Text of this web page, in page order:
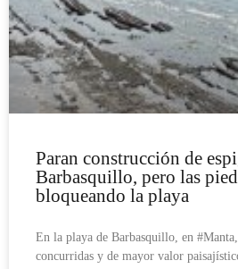
Paran construcción de
Barbasquillo, pero las
bloqueando la playa
En la playa de Barbasquillo, en
concurridas y de mayor valor